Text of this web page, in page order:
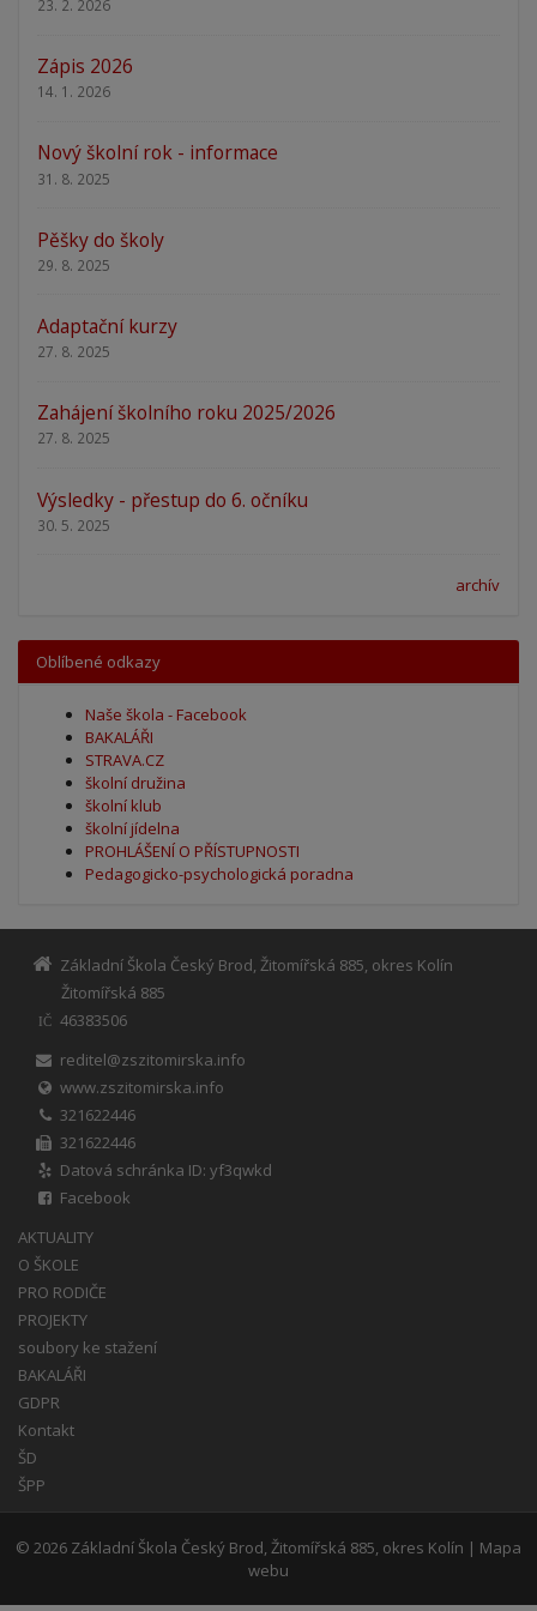
23. 2. 2026
Zápis 2026
14. 1. 2026
Nový školní rok - informace
31. 8. 2025
Pěšky do školy
29. 8. 2025
Adaptační kurzy
27. 8. 2025
Zahájení školního roku 2025/2026
27. 8. 2025
Výsledky - přestup do 6. očníku
30. 5. 2025
archív
Oblíbené odkazy
Naše škola - Facebook
BAKALÁŘI
STRAVA.CZ
školní družina
školní klub
školní jídelna
PROHLÁŠENÍ O PŘÍSTUPNOSTI
Pedagogicko-psychologická poradna
Základní Škola Český Brod, Žitomířská 885, okres Kolín
Žitomířská 885
IČ
46383506
reditel@zszitomirska.info
www.zszitomirska.info
321622446
321622446
Datová schránka ID: yf3qwkd
Facebook
AKTUALITY
O ŠKOLE
PRO RODIČE
PROJEKTY
soubory ke stažení
BAKALÁŘI
GDPR
Kontakt
ŠD
ŠPP
© 2026 Základní Škola Český Brod, Žitomířská 885, okres Kolín | Mapa
webu